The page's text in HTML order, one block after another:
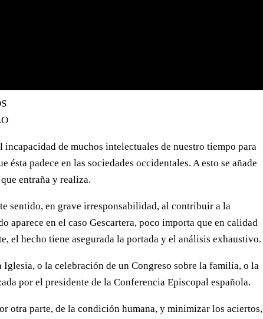
de muchos intelectuales de nuestro tiempo para
padece en las sociedades occidentales. A esto se añade
entraña y realiza.
sentido, en grave irresponsabilidad, al contribuir a la
aparece en el caso Gescartera, poco importa que en calidad
el hecho tiene asegurada la portada y el análisis exhaustivo.
o la celebración de un Congreso sobre la familia, o la
por el presidente de la Conferencia Episcopal española.
otra parte, de la condición humana, y minimizar los aciertos,